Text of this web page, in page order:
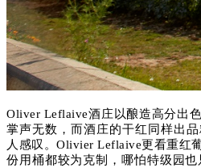
Oliver Leflaive酒庄以酿造高分出
掌声无数，而酒庄的干红同样出品
人感叹。Olivier Leflaive更看重红
份用桶都较为克制，哪怕特级园也